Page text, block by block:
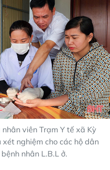
viên Trạm Y tế xã Kỳ
nghiệm cho các hộ dân
nhân L.B.L ở.